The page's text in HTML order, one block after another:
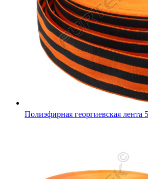
Полиэфирная георгиевская лента